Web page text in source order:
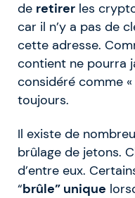
de retirer les
car il n’y a pas de
cette adresse.
contient ne pourra
considéré comme «
toujours.
Il existe de
brûlage de jetons.
d’entre eux.
“brûle” unique